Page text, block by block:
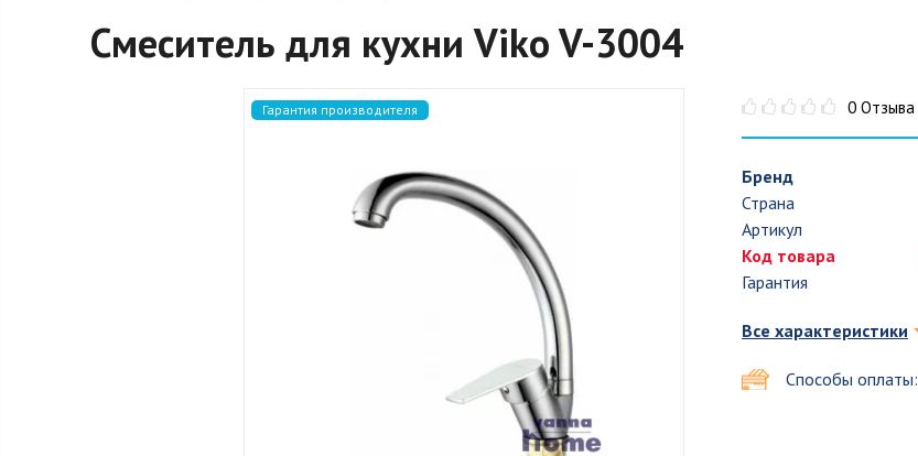
Смеситель для кухни Viko V-3004
Гарантия производителя 0 Отзыва
Бренд
Страна
Артикул
Код товара
Гарантия
Все характеристики
Способы оплаты: